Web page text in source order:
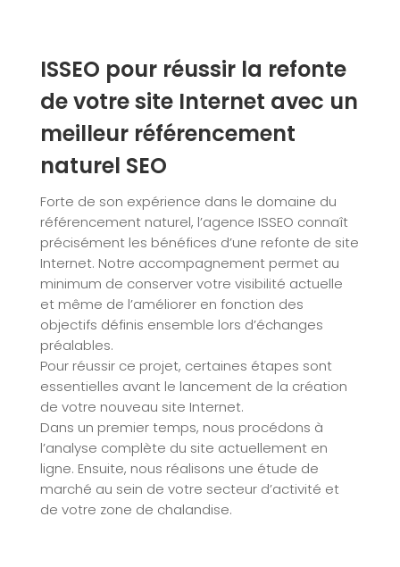
ISSEO pour réussir la refonte
de votre site Internet avec un
meilleur référencement
naturel SEO
Forte de son expérience dans le domaine du
référencement naturel, l’agence ISSEO connaît
précisément les bénéfices d’une refonte de site
Internet. Notre accompagnement permet au
minimum de conserver votre visibilité actuelle
et même de l’améliorer en fonction des
objectifs définis ensemble lors d’échanges
préalables.
Pour réussir ce projet, certaines étapes sont
essentielles avant le lancement de la création
de votre nouveau site Internet.
Dans un premier temps, nous procédons à
l’analyse complète du site actuellement en
ligne. Ensuite, nous réalisons une étude de
marché au sein de votre secteur d’activité et
de votre zone de chalandise.